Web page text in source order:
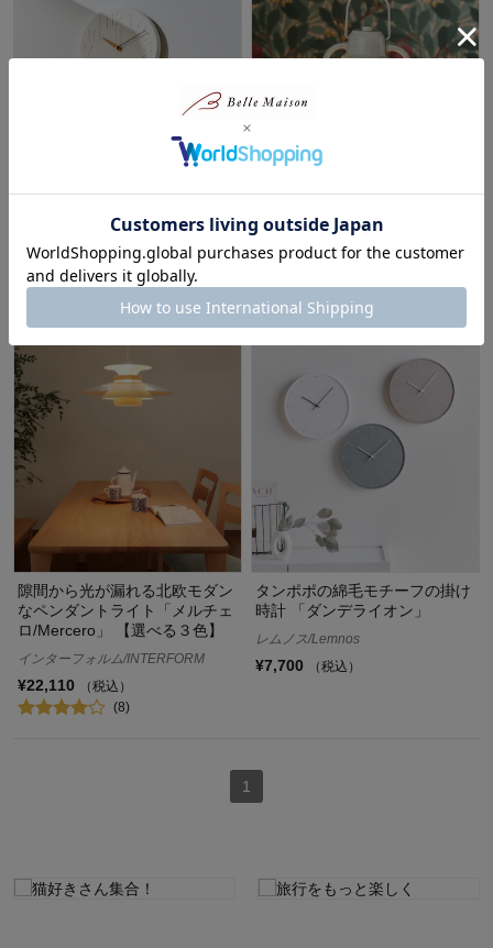
白×ウッド×ゴールドの掛け時計
「Smuk」
インターフォルム/INTERFORM
（税込）
火を使わないアロマキャンドル
隙間から光が漏れる北欧モダン
なペンダントライト「メルチェ
ロ/Mercero」 【選べる３色】
インターフォルム/INTERFORM
¥22,110
（税込）
(8)
タンポポの綿毛モチーフの掛け
時計 「ダンデライオン」
レムノス/Lemnos
¥7,700 （税込）
1